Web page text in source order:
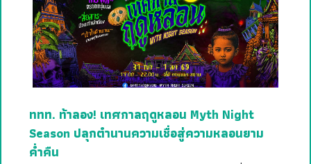
ททท. ท้าลอง! เทศกาลฤดูหลอน Myth Night
Season ปลุกตำนานความเชื่อสู่ความหลอนยาม
ค่ำคืน